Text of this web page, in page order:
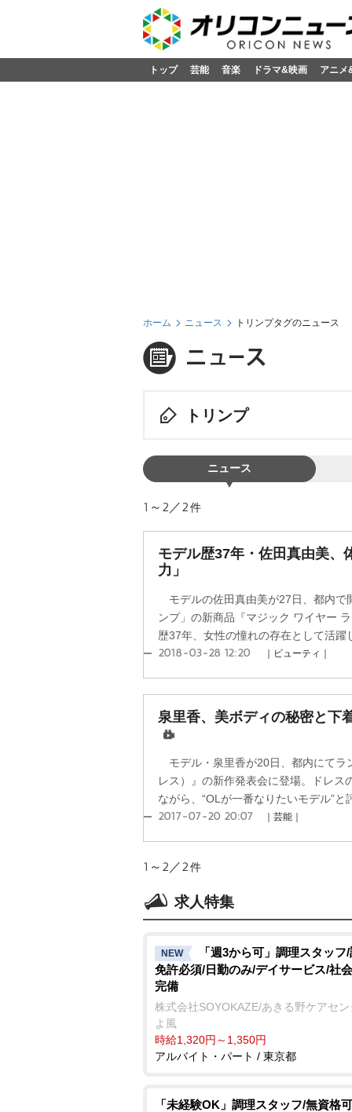
トップ 芸能 音楽 ドラマ&映画 アニメ
ホーム ニュース トリンプタグのニュース
トリンプ
ニュース
1～2／2件
モデル歴37年・佐田真由美、
力」
モデルの佐田真由美が27日、都内で
ンプ」の新商品『マジック ワイヤー
歴37年、女性の憧れの存在として活躍
2018-03-28 12:20 ｜ビューティ｜
泉里香、美ボディの秘密と下
モデル・泉里香が20日、都内にてラ
レス）』の新作発表会に登場。ドレス
ながら、“OLが一番なりたいモデル”と
2017-07-20 20:07 ｜芸能｜
1～2／2件
求人特集
NEW
「週3から可」調理スタッフ
免許必須/日勤のみ/デイサービス/社
完備
株式会社SOYOKAZE/あきる野ケアセ
よ風
時給1,320円～1,350円
アルバイト・パート / 東京都
「未経験OK」調理スタッフ/無資格